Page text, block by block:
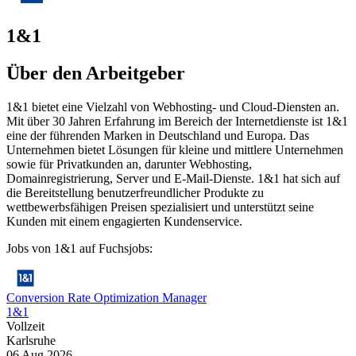
1&1
Über den Arbeitgeber
1&1 bietet eine Vielzahl von Webhosting- und Cloud-Diensten an.
Mit über 30 Jahren Erfahrung im Bereich der Internetdienste ist 1&1
eine der führenden Marken in Deutschland und Europa. Das
Unternehmen bietet Lösungen für kleine und mittlere Unternehmen
sowie für Privatkunden an, darunter Webhosting,
Domainregistrierung, Server und E-Mail-Dienste. 1&1 hat sich auf
die Bereitstellung benutzerfreundlicher Produkte zu
wettbewerbsfähigen Preisen spezialisiert und unterstützt seine
Kunden mit einem engagierten Kundenservice.
Jobs von 1&1 auf Fuchsjobs:
Conversion Rate Optimization Manager
1&1
Vollzeit
Karlsruhe